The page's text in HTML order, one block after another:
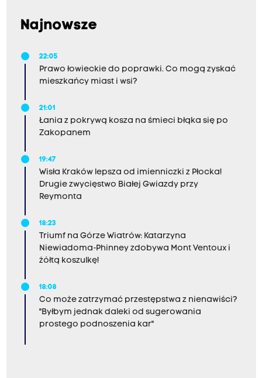
Najnowsze
22:05
Prawo łowieckie do poprawki. Co mogą zyskać
mieszkańcy miast i wsi?
21:01
Łania z pokrywą kosza na śmieci błąka się po
Zakopanem
19:47
Wisła Kraków lepsza od imienniczki z Płocka!
Drugie zwycięstwo Białej Gwiazdy przy
Reymonta
18:23
Triumf na Górze Wiatrów: Katarzyna
Niewiadoma-Phinney zdobywa Mont Ventoux i
żółtą koszulkę!
18:08
Co może zatrzymać przestępstwa z nienawiści?
"Byłbym jednak daleki od sugerowania
prostego podnoszenia kar"